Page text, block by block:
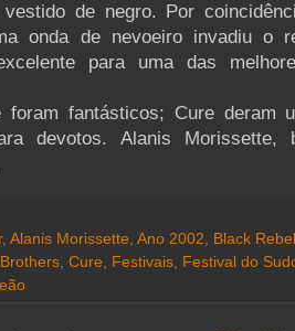
de negro. Por
onda de nevoeiro invadiu o
para uma das
foram fantásticos; Cure deram
devotos. Alanis Morissette,
, Alanis Morissette, Ano 2002, Black
, Cure, Festivais, Festival do